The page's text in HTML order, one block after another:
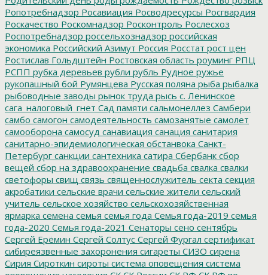
Ропотребнадзор Росавиация Росводресурсы Росгвардия
Роскачество Роскомнадзор Росконтроль Рослесхоз
Роспотребнадзор россельхознадзор российская
экономика Российский Азимут Россия Росстат рост цен
Ростислав Гольдштейн Ростовская область роуминг РПЦ
РСПП рубка деревьев рубли рубль Рудное ружье
рукопашный бой Румянцева Русская поляна рыба рыбалка
рыбоводные заводы рынок труда рысь с. Ленинское
сага_налоговый_гнет Сад памяти сальмонеллез Самбери
самбо самогон самодеятельность самозанятые самолет
самооборона самосуд санавиация санация санитария
санитарно-эпидемиологическая обстанвока Санкт-
Петербург санкции сантехника сатира Сбербанк сбор
вещей сбор на здравоохранение свадьба свалка свалки
светофоры свищ связь священнослужитель секта секция
акробатики сельские врачи сельские жители сельский
учитель сельское хозяйство сельскохозяйственная
ярмарка семена семья семья года Семья года-2019 семья
года-2020 Семья года-2021 Сенаторы сено сентябрь
Сергей Ерёмин Сергей Солтус Сергей Фургал сертификат
сибиреязвенные захоронения сигареты СИЗО сирена
Сирия Сироткин сироты система оповещения система